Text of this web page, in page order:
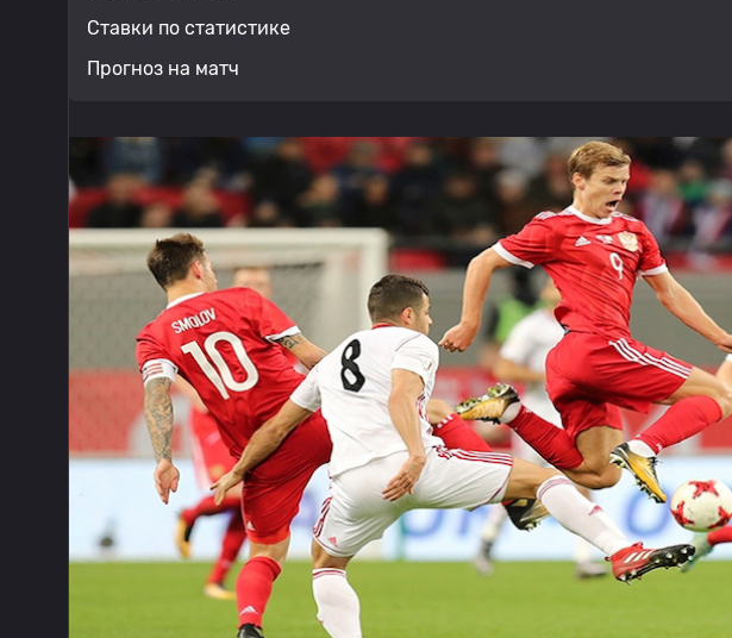
Ставки по статистике
Прогноз на матч